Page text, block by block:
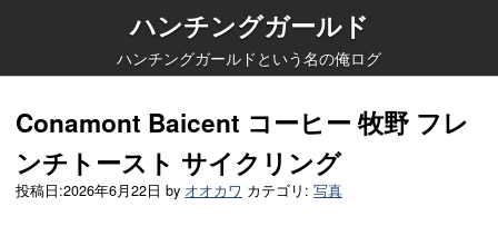
ハンチングガールド
ハンチングガールドという名の俺ログ
Conamont Baicent コーヒー 牧野 フレ
ンチトースト サイクリング
投稿日:2026年6月22日 by オオカワ カテゴリ: 写真